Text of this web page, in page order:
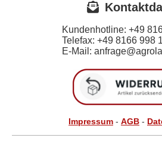
Kundenhotline: +49
Telefax: +49 8166 998
E-Mail:
Impressum - AGB -